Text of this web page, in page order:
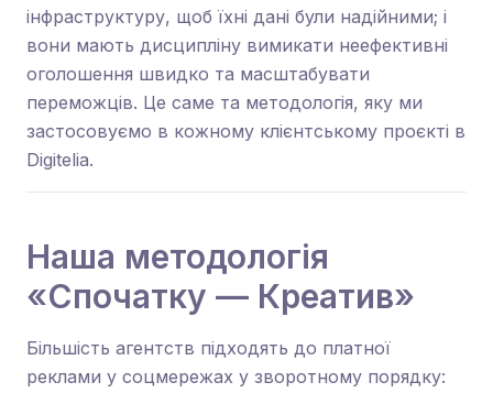
інфраструктуру, щоб їхні дані були надійними; і
вони мають дисципліну вимикати неефективні
оголошення швидко та масштабувати
переможців. Це саме та методологія, яку ми
застосовуємо в кожному клієнтському проєкті в
Digitelia.
Наша методологія
«Спочатку — Креатив»
Більшість агентств підходять до платної
реклами у соцмережах у зворотному порядку: